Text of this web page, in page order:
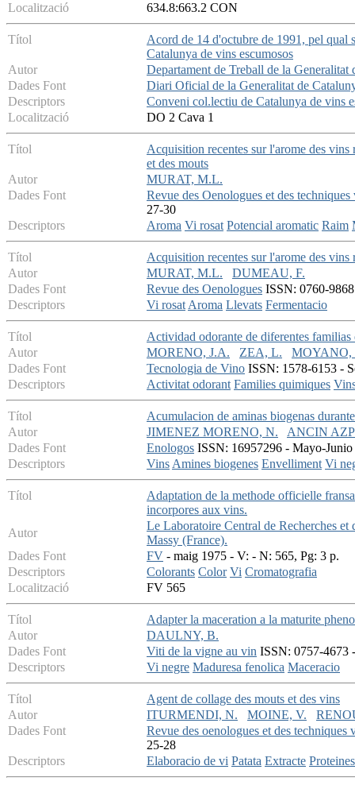
Localització
634.8:663.2 CON
Títol
Acord de 14 d'octubre de 1991, pel
Catalunya de vins escumosos
Autor
Departament de Treball de la Generalitat
Dades Font
Diari Oficial de la Generalitat de
Descriptors
Conveni col.lectiu de Catalunya de vins
Localització
DO 2 Cava 1
Títol
Acquisition recentes sur l'arome des vins
et des mouts
Autor
MURAT, M.L.
Dades Font
Revue des Oenologues et des
27-30
Descriptors
Aroma Vi rosat Potencial aromatic Raim
Títol
Acquisition recentes sur l'arome des vins
Autor
MURAT, M.L.
DUMEAU, F.
Dades Font
Revue des Oenologues ISSN: 0760-
Descriptors
Vi rosatAroma Llevats Fermentacio
Títol
Actividad odorante de diferentes
Autor
MORENO, J.A. ZEA, L.
MOYANO,
Dades Font
Tecnologia de Vino ISSN: 1578-6153 -
Descriptors
Activitat odorant Families quimiques
Títol
Acumulacion de aminas biogenas
Autor
JIMENEZ MORENO, N.
ANCIN
Dades Font
Enologos ISSN: 16957296 - Mayo-
Descriptors
VinsAmines biogenes Envelliment Vi
Títol
Adaptation de la methode officielle
incorpores aux vins.
Autor
Le Laboratoire Central de Recherches
Massy (France).
Dades Font
FV - maig 1975 - V: - N: 565, Pg: 3 p.
Descriptors
Colorants Color Vi Cromatografia
Localització
FV 565
Títol
Adapter la maceration a la maturite
Autor
DAULNY, B.
Dades Font
Viti de la vigne au vin ISSN: 0757-4673
Descriptors
Vi negre Maduresa fenolica Maceracio
Títol
Agent de collage des mouts et des vins
Autor
ITURMENDI, N. MOINE, V.
Dades Font
Revue des oenologues et des
25-28
Descriptors
Elaboracio de vi Patata Extracte